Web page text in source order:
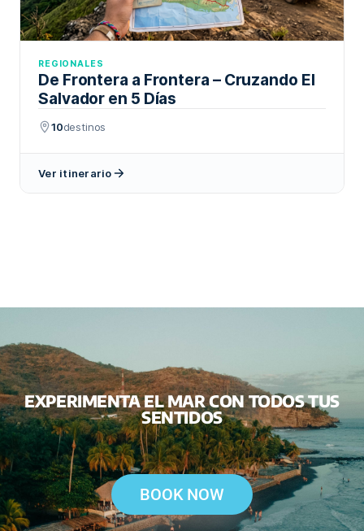
REGIONALES
De Frontera a Frontera – Cruzando El
Salvador en 5 Días
10destinos
Ver itinerario
EXPERIMENTA EL MAR CON TODOS TUS
SENTIDOS
BOOK NOW